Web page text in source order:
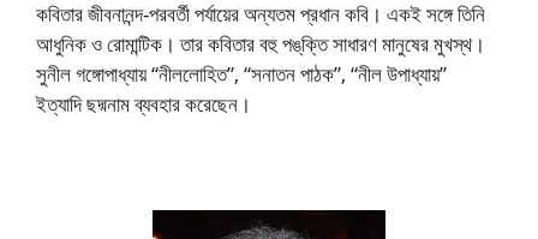
কবিতার জীবনানন্দ-পরবর্তী পর্যায়ের অন্যতম প্রধান কবি। একই সঙ্গে তিনি
আধুনিক ও রোমান্টিক। তার কবিতার বহু পঙ্‌ক্তি সাধারণ মানুষের মুখস্থ।
সুনীল গঙ্গোপাধ্যায় “নীললোহিত”, “সনাতন পাঠক”, “নীল উপাধ্যায়”
ইত্যাদি ছদ্মনাম ব্যবহার করেছেন।